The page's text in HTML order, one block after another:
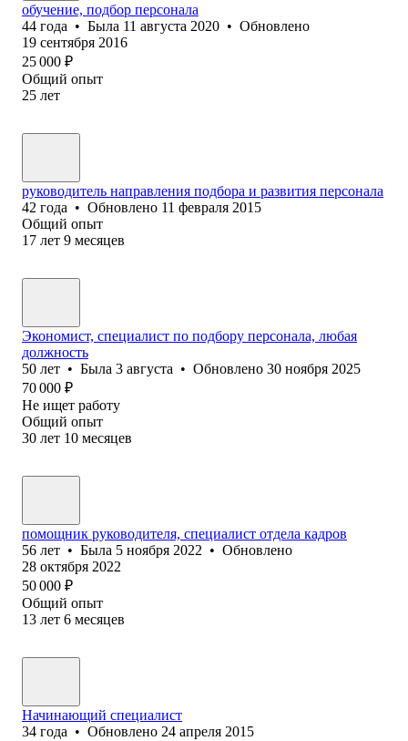
обучение, подбор персонала
44 года • Была 11 августа 2020 • Обновлено
19 сентября 2016
25 000 ₽
Общий опыт
25 лет
руководитель направления подбора и развития персонала
42 года • Обновлено 11 февраля 2015
Общий опыт
17 лет 9 месяцев
Экономист, специалист по подбору персонала, любая
должность
50 лет • Была 3 августа • Обновлено 30 ноября 2025
70 000 ₽
Не ищет работу
Общий опыт
30 лет 10 месяцев
помощник руководителя, специалист отдела кадров
56 лет • Была 5 ноября 2022 • Обновлено
28 октября 2022
50 000 ₽
Общий опыт
13 лет 6 месяцев
Начинающий специалист
34 года • Обновлено 24 апреля 2015